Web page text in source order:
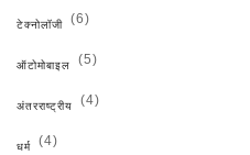
टेक्नोलॉजी (6)
ऑटोमोबाइल (5)
अंतरराष्ट्रीय (4)
धर्म (4)